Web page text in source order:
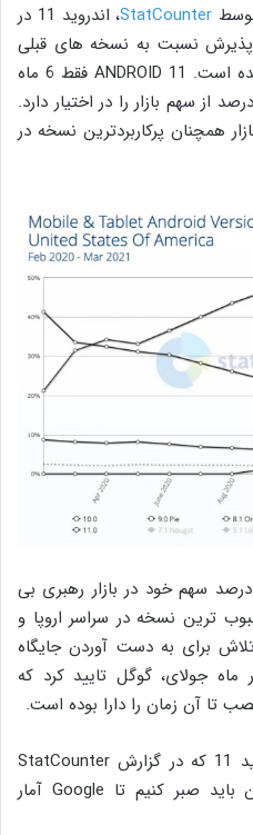
StatCounter
، اندروید 11 در
نسبت به نسخه های قبلی
اندروید تا به امروز در ایالات متحده است. ANDROID 11 فقط 6 ماه
پس از انتشار رسمی، بیش از 25 درصد از سهم بازار را در اختیار دارد.
درصد سهم بازار همچنان پرکاربردترین نسخه در
در بازار جهانی، اندروید 10 با 41 درصد سهم خود در بازار رهبری بی
چرا است. اندروید 10 محبوب ترین نسخه در سراسر اروپا و
11 هنوز در تلاش برای به دست آوردن جایگاه
در ماه جولای، گوگل تایید کرد که
در هرحال، آمار نصب های اندروید 11 که در گزارش StatCounter
ذکر شده، رسمی نیستند، بنابراین باید صبر کنیم تا Google آمار